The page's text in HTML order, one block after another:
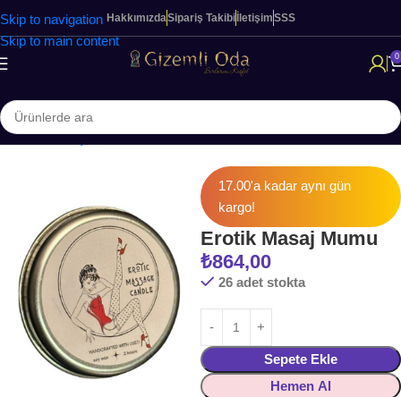
Skip to navigation
Skip to main content
HakkımızdaSipariş Takibi İletişimSSS
0
Ana Sayfa KİŞİSEL BAKIM & SAĞLIK Vücut & Masaj Yağları
17.00'a kadar aynı gün
kargo!
Erotik Masaj Mumu
₺864,00
26 adet stokta
Sepete Ekle
Hemen Al